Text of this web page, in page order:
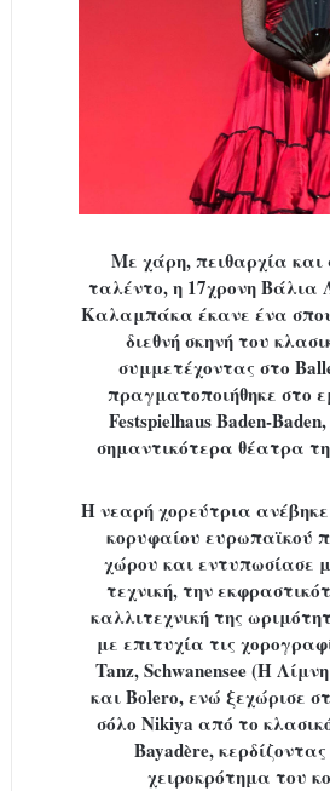
Με χάρη, πειθαρχία και
ταλέντο, η 17χρονη Βάλια
Καλαμπάκα έκανε ένα
διεθνή σκηνή του
συμμετέχοντας στο
πραγματοποιήθηκε στο
Festspielhaus Baden-
σημαντικότερα θέατρα
Η νεαρή χορεύτρια ανέβηκε
κορυφαίου ευρωπαϊκού
χώρου και εντυπωσίασε
τεχνική, την
καλλιτεχνική της
με επιτυχία τις
Tanz,Schwanensee (Η
και Bolero, ενώ ξεχώρισε
σόλο Nikiya από το
Bayadère,
χειροκρότημα του